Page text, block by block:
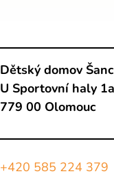
Dětský domov
U Sportovní haly 1a
779 00 Olomouc
+420 585 224 379